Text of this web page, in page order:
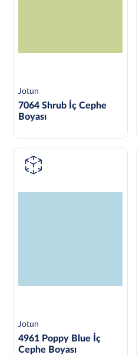
Jotun
7064 Shrub İç Cephe
Boyası
Jotun
4961 Poppy Blue İç
Cephe Boyası